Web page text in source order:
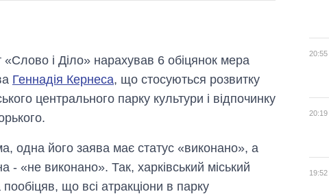
«Слово і Діло» нарахував 6 обіцянок мера
Геннадія Кернеса, що стосуються розвитку
центрального парку культури і відпочинку
одна його заява має статус «виконано», а
- «не виконано». Так, харківський міський
пообіцяв, що всі атракціони в парку
20:55
20:19
19:52